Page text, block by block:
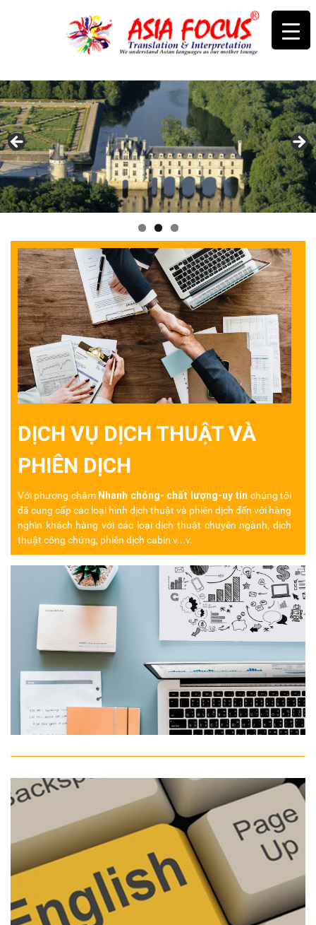
DỊCH VỤ DỊCH THUẬT VÀ
PHIÊN DỊCH
Với phương châmNhanh chóng- chất lượng-uy tín chúng tôi
đã cung cấp các loại hình dịch thuật và phiên dịch đến với hàng
nghìn khách hàng với các loại dịch thuật chuyên ngành, dịch
thuật công chứng, phiên dịch cabin v...v.